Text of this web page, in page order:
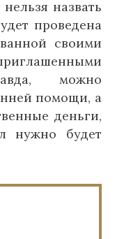
назвать
проведена
своими
можно
помощи, а
деньги,
нужно будет